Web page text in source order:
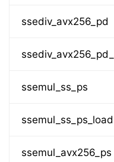
ssediv_avx256_pd
ssemul_ss_ps
ssemul_ss_ps_load
ssemul_avx256_ps